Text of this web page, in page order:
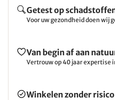
Getest op
Voor uw gezondheid doen wij
Van begin af aan
Vertrouw op 40 jaar expertise
Winkelen zonder risico